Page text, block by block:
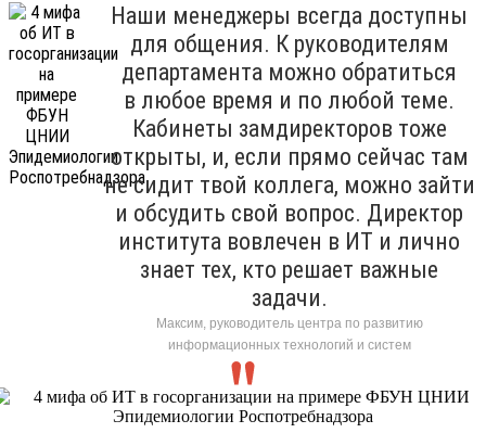
Наши менеджеры всегда доступны
для общения. К руководителям
департамента можно обратиться
в любое время и по любой теме.
Кабинеты замдиректоров тоже
открыты, и, если прямо сейчас там
не сидит твой коллега, можно зайти
и обсудить свой вопрос. Директор
института вовлечен в ИТ и лично
знает тех, кто решает важные
задачи.
Максим, руководитель центра по развитию
информационных технологий и систем